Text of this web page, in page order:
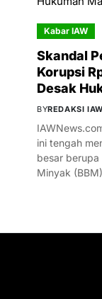
Kabar IAW
Skandal
Korupsi
Desak
BYREDAKSI
ini tengah
besar berupa
Minyak